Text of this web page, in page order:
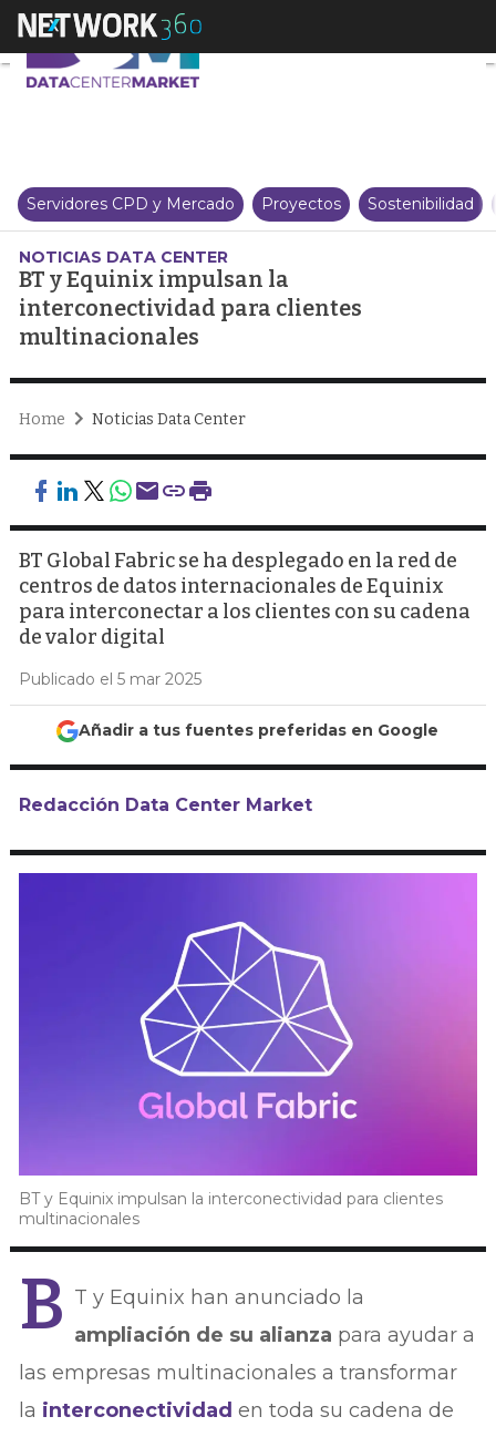
BT y Equinix impulsan la
Servidores CPD y Mercado Proyectos Sostenibilidad
NOTICIAS DATA CENTER
BT y Equinix impulsan la
interconectividad para clientes
multinacionales
Home Noticias Data Center
BT Global Fabric se ha desplegado en la red de
centros de datos internacionales de Equinix
para interconectar a los clientes con su cadena
de valor digital
Publicado el 5 mar 2025
Añadir a tus fuentes preferidas en Google
Redacción Data Center Market
BT y Equinix impulsan la interconectividad para clientes
multinacionales
B T y Equinix han anunciado la
ampliación de su alianza para ayudar a
las empresas multinacionales a transformar
la interconectividad en toda su cadena de